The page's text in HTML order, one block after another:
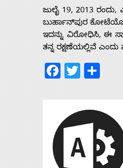
ಜುಲೈ 19, 2013
ಬುರ್ಹಾನ್‌ಪುರ
ಇದನ್ನು ವಿರೋಧಿಸಿ, ಈ
ತನ್ನ ರಕ್ಷಣೆಯಲ್ಲಿವೆ ಎಂದು
Facebook
Twitter